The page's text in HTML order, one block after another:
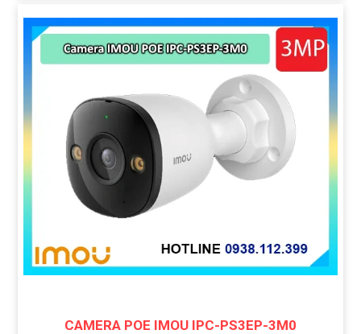
CAMERA POE IMOU IPC-PS3EP-3M0